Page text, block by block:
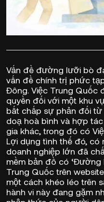
Vấn đề đường lưỡi bò
vấn đề chính trị phức
Đông. Việc Trung Quốc
quyền đối với một khu
bất chấp sự phản đối
doạ hoà bình và hợp
gia khác, trong đó có
Lợi dụng tình thế đó, có
doanh nghiệp lớn đã
mềm bản đồ có ‘Đường
Trung Quốc trên
một cách khéo léo trên
hành vi này đang gặm